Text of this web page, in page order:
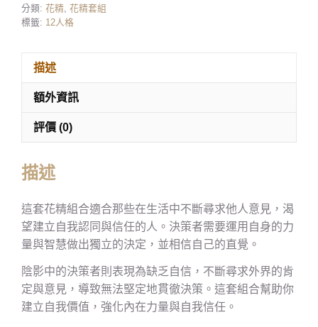
分類: 花精 花精套組
標籤: 12人格
描述
額外資訊
評價 (0)
描述
這套花精組合適合那些在生活中不斷尋求他人意見，渴
望建立自我認同與信任的人。決策者需要運用自身的力
量與智慧做出獨立的決定，並相信自己的直覺。
陰影中的決策者則表現為缺乏自信，不斷尋求外界的肯
定與意見，導致無法堅定地貫徹決策。這套組合幫助你
建立自我價值，強化內在力量與自我信任。